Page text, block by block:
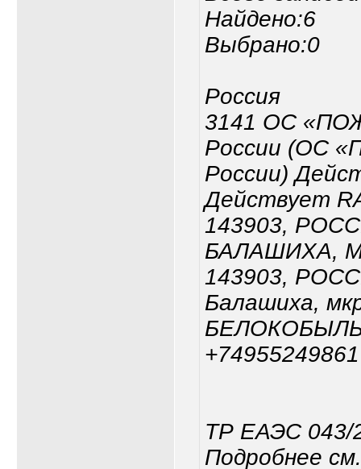
Найдено:6
Выбрано:0
Россия
3141 ОС
России (ОС
России)
Действует
143903,
БАЛАШИХА,
143903,
Балашиха,
+74955249861
ТР ЕАЭС 043/
Подробнее